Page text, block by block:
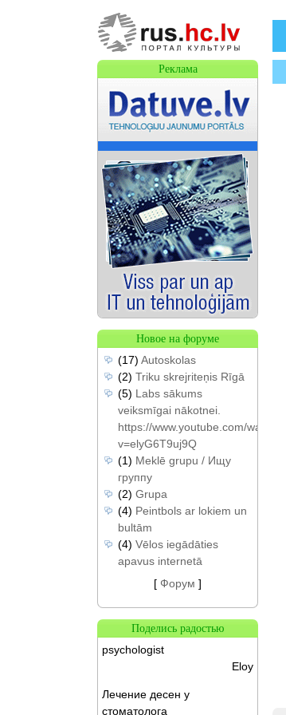
Реклама
Новое на форуме
(17) Autoskolas
(2) Triku skrejriteņis Rīgā
(5) Labs sākums
veiksmīgai nākotnei.
https://www.youtube.com/watch?
v=elyG6T9uj9Q
(1) Meklē grupu / Ищу
группу
(2) Grupa
(4) Peintbols ar lokiem un
bultām
(4) Vēlos iegādāties
apavus internetā
[ Форум ]
Поделись радостью
psychologist
Eloy
Лечение десен у
стоматолога